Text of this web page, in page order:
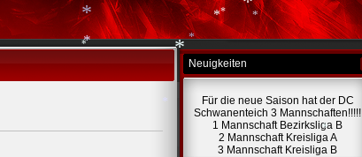
Neuigkeiten
Für die neue Saison hat der DC
Schwanenteich 3 Mannschaften!!!!!
1 Mannschaft Bezirksliga B
2 Mannschaft Kreisliga A
3 Mannschaft Kreisliga B
*
*
*
*
*